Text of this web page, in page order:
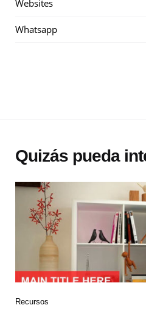
Websites
Whatsapp
Quizás pueda
Recursos